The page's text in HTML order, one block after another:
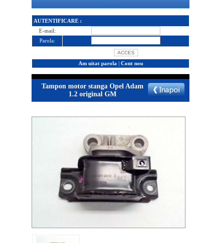
AUTENTIFICARE :
E-mail:
Parola:
Am uitat parola | Cont nou
Tampon motor stanga Opel Adam
1.2 original GM